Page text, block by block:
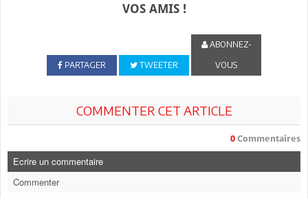
VOS AMIS !
PARTAGER TWEETER
ABONNEZ-
VOUS
COMMENTER CET ARTICLE
0 Commentaires
Ecrire un commentaire
Commenter